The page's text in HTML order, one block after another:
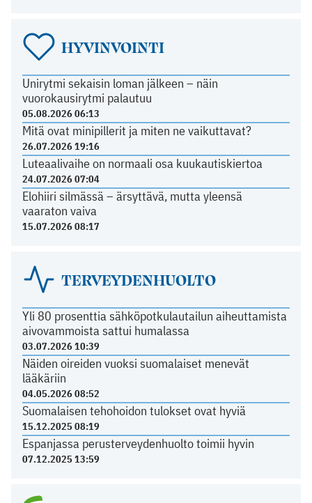
HYVINVOINTI
Unirytmi sekaisin loman jälkeen – näin
vuorokausirytmi palautuu
05.08.2026 06:13
Mitä ovat minipillerit ja miten ne vaikuttavat?
26.07.2026 19:16
Luteaalivaihe on normaali osa kuukautiskiertoa
24.07.2026 07:04
Elohiiri silmässä – ärsyttävä, mutta yleensä
vaaraton vaiva
15.07.2026 08:17
TERVEYDENHUOLTO
Yli 80 prosenttia sähköpotkulautailun aiheuttamista
aivovammoista sattui humalassa
03.07.2026 10:39
Näiden oireiden vuoksi suomalaiset menevät
lääkäriin
04.05.2026 08:52
Suomalaisen tehohoidon tulokset ovat hyviä
15.12.2025 08:19
Espanjassa perusterveydenhuolto toimii hyvin
07.12.2025 13:59